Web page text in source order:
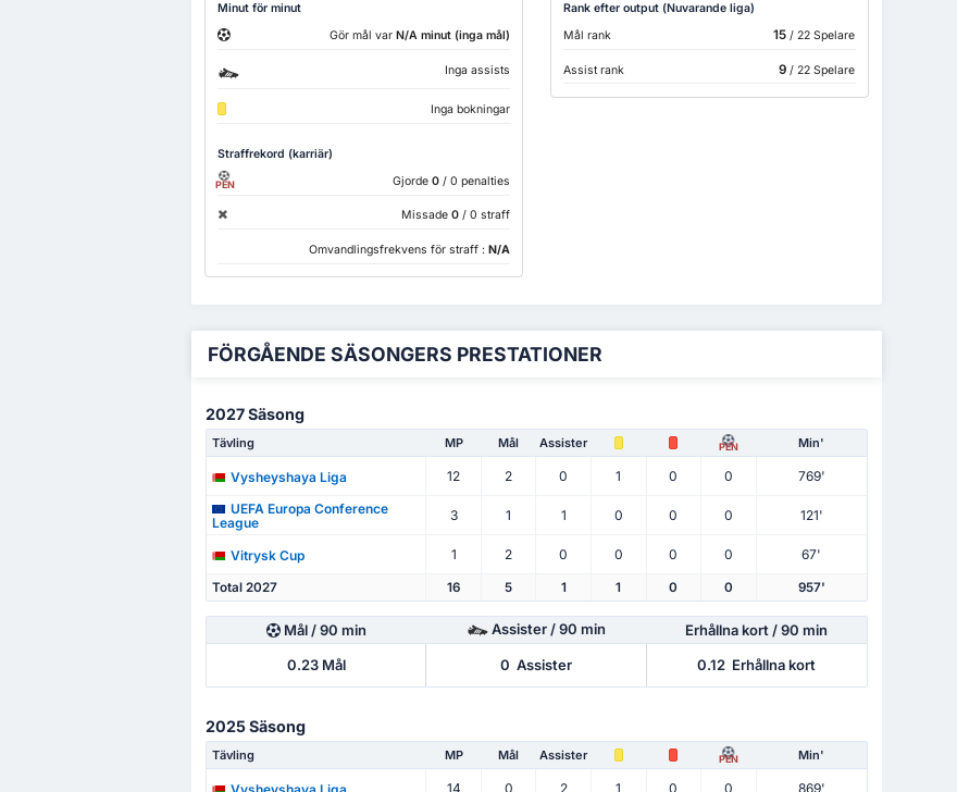
Minut för minut
Gör mål var N/A minut (inga mål)
Inga assists
Inga bokningar
Straffrekord (karriär)
PEN Gjorde 0 / 0 penalties
Missade 0 / 0 straff
Omvandlingsfrekvens för straff : N/A
Rank efter output (Nuvarande liga)
Mål rank
15 / 22 Spelare
Assist rank 9 / 22 Spelare
FÖRGÅENDE SÄSONGERS PRESTATIONER
2027 Säsong
Tävling MP Mål Assister PEN Min'
Vysheyshaya Liga 12 2 0 1 0 0
769'
UEFA Europa Conference
League
3 1 1 0 0 0 121'
Vitrysk Cup 1 2 0 0 0 0 67'
Total 2027 16 5 1 1 0 0 957'
Mål/ 90 min Assister/ 90 min
Erhållna kort / 90 min
0.23Mål 0 Assister 0.12 Erhållna kort
2025 Säsong
Tävling MP Mål Assister PEN Min'
14 0 2 1 0 0 869'